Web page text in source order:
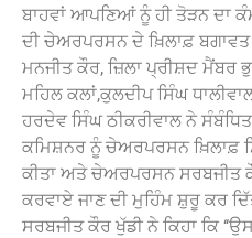
ਬਾਹਵਾਂ ਆਪਣਿਆਂ ਨੂੰ ਹੀ ਤੋੜਨ ਦਾ
ਦੀ ਚੇਅਰਪਰਸਨ ਦੇ ਖ਼ਿਲਾਫ਼
ਮਨਜੀਤ ਕੌਰ, ਜ਼ਿਲਾ ਪ੍ਰੀਸ਼ਦ ਮੈਂਬਰ
ਮਹਿਲ ਕਲਾਂ,ਕੁਲਦੀਪ ਸਿੰਘ
ਹਰਦੇਵ ਸਿੰਘ ਠੀਕਰੀਵਾਲ ਨੇ
ਕਮਿਸ਼ਨਰ ਨੂੰ ਚੇਅਰਪਰਸਨ ਖ਼ਿਲਾਫ਼
ਕੀਤਾ ਅਤੇ ਚੇਅਰਪਰਸਨ ਸਰਬਜੀਤ
ਕਰਵਾਏ ਜਾਣ ਦੀ ਮੁਹਿੰਮ ਸ਼ੁਰੂ ਕਰ
ਸਰਬਜੀਤ ਕੌਰ ਖੁੱਡੀ ਨੇ ਕਿਹਾ ਕਿ